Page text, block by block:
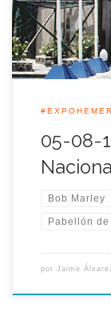
sala, […]
05-08-
Bob Marley
Pabellón
por Jaime